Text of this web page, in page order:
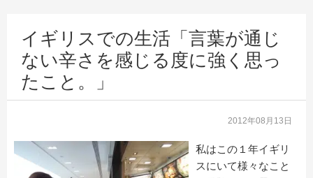
イギリスでの生活「言葉が通じ
ない辛さを感じる度に強く思っ
たこと。」
2012年08月13日
私はこの１年イギリ
スにいて様々なこと